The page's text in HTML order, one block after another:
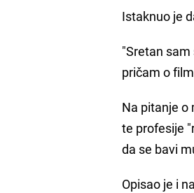
Istaknuo je
"Sretan
pričam o
Na pitanje o
te profesije
da se bavi
Opisao je i